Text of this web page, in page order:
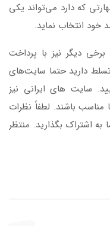
که دارد می‌تواند یکی
خود انتخاب نماید.
دیگر نیز با پرداخت
دارید حتما سایت‌های
سایت های ایرانی نیز
مناسب باشند. لطفاً نظرات
به اشتراک بگذارید. منتظر